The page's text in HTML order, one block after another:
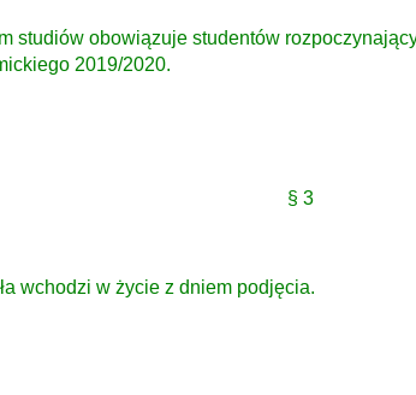
studiów obowiązuje studentów
2019/2020.
§ 3
wchodzi w życie z dniem podjęcia.